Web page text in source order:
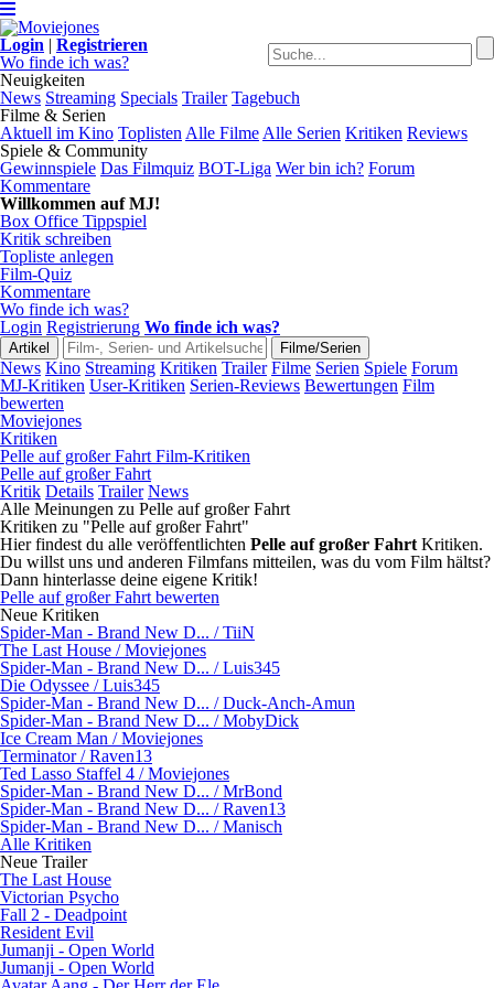
Login | Registrieren
Wo finde ich was?
Neuigkeiten
News Streaming Specials Trailer Tagebuch
Filme & Serien
Aktuell im Kino Toplisten Alle Filme Alle Serien Kritiken Reviews
Spiele & Community
Gewinnspiele Das Filmquiz BOT-Liga Wer bin ich? Forum
Kommentare
Willkommen auf MJ!
Box Office Tippspiel
Kritik schreiben
Topliste anlegen
Film-Quiz
Kommentare
Wo finde ich was?
Login Registrierung Wo finde ich was?
News Kino Streaming Kritiken Trailer Filme Serien Spiele Forum
MJ-Kritiken User-Kritiken Serien-Reviews Bewertungen Film
bewerten
Moviejones
Kritiken
Pelle auf großer Fahrt Film-Kritiken
Pelle auf großer Fahrt
Kritik Details Trailer News
Alle Meinungen zu Pelle auf großer Fahrt
Kritiken zu "Pelle auf großer Fahrt"
Hier findest du alle veröffentlichten Pelle auf großer Fahrt Kritiken.
Du willst uns und anderen Filmfans mitteilen, was du vom Film hältst?
Dann hinterlasse deine eigene Kritik!
Pelle auf großer Fahrt bewerten
Neue Kritiken
Spider-Man - Brand New D... / TiiN
The Last House / Moviejones
Spider-Man - Brand New D... / Luis345
Die Odyssee / Luis345
Spider-Man - Brand New D... / Duck-Anch-Amun
Spider-Man - Brand New D... / MobyDick
Ice Cream Man / Moviejones
Terminator / Raven13
Ted Lasso Staffel 4 / Moviejones
Spider-Man - Brand New D... / MrBond
Spider-Man - Brand New D... / Raven13
Spider-Man - Brand New D... / Manisch
Alle Kritiken
Neue Trailer
The Last House
Victorian Psycho
Fall 2 - Deadpoint
Resident Evil
Jumanji - Open World
Jumanji - Open World